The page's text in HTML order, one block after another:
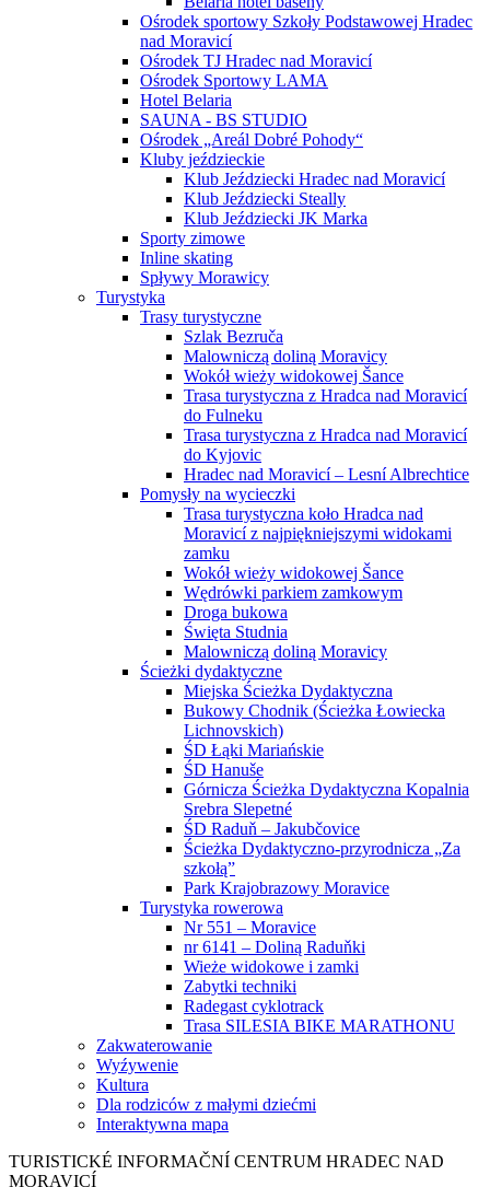
Ośrodek sportowy Szkoły Podstawowej Hradec
nad Moravicí
Ośrodek TJ Hradec nad Moravicí
Ośrodek Sportowy LAMA
Hotel Belaria
SAUNA - BS STUDIO
Ośrodek „Areál Dobré Pohody“
Kluby jeździeckie
Klub Jeździecki Hradec nad Moravicí
Klub Jeździecki Steally
Klub Jeździecki JK Marka
Sporty zimowe
Inline skating
Spływy Morawicy
Turystyka
Trasy turystyczne
Szlak Bezruča
Malowniczą doliną Moravicy
Wokół wieży widokowej Šance
Trasa turystyczna z Hradca nad Moravicí
do Fulneku
Trasa turystyczna z Hradca nad Moravicí
do Kyjovic
Hradec nad Moravicí – Lesní Albrechtice
Pomysły na wycieczki
Trasa turystyczna koło Hradca nad
Moravicí z najpiękniejszymi widokami
zamku
Wokół wieży widokowej Šance
Wędrówki parkiem zamkowym
Droga bukowa
Święta Studnia
Malowniczą doliną Moravicy
Ścieżki dydaktyczne
Miejska Ścieżka Dydaktyczna
Bukowy Chodnik (Ścieżka Łowiecka
Lichnovskich)
ŚD Łąki Mariańskie
ŚD Hanuše
Górnicza Ścieżka Dydaktyczna Kopalnia
Srebra Slepetné
ŚD Raduň – Jakubčovice
Ścieżka Dydaktyczno-przyrodnicza „Za
szkołą”
Park Krajobrazowy Moravice
Turystyka rowerowa
Nr 551 – Moravice
nr 6141 – Doliną Raduňki
Wieże widokowe i zamki
Zabytki techniki
Radegast cyklotrack
Trasa SILESIA BIKE MARATHONU
Zakwaterowanie
Wyźywenie
Kultura
Dla rodziców z małymi dziećmi
Interaktywna mapa
TURISTICKÉ INFORMAČNÍ CENTRUM HRADEC NAD
MORAVICÍ